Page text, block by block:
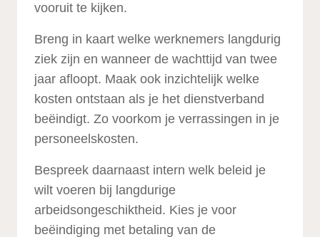
vooruit te kijken.
Breng in kaart welke werknemers langdurig
ziek zijn en wanneer de wachttijd van twee
jaar afloopt. Maak ook inzichtelijk welke
kosten ontstaan als je het dienstverband
beëindigt. Zo voorkom je verrassingen in je
personeelskosten.
Bespreek daarnaast intern welk beleid je
wilt voeren bij langdurige
arbeidsongeschiktheid. Kies je voor
beëindiging met betaling van de